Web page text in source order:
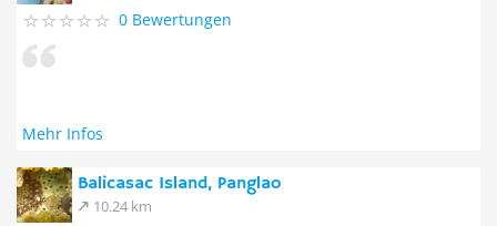
0 Bewertungen
Mehr Infos
Balicasac Island, Panglao
10.24 km